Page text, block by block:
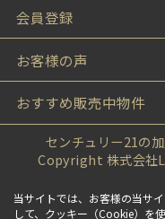
会員登録
お客様の声
おすすめ販売中物件
センチュリー21の
Copyright 株式会社
当サイトでは、お客様の当サ
して、クッキー（Cookie）を